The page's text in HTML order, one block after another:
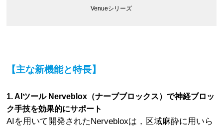
Venueシリーズ
【主な新機能と特長】
1. AIツール Nerveblox（ナーブブロックス）で神経ブロッ
ク手技を効果的にサポート
AIを用いて開発されたNervebloxは，区域麻酔に用いら